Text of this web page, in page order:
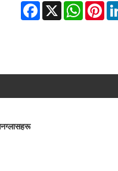
Facebook
X WhatsApp